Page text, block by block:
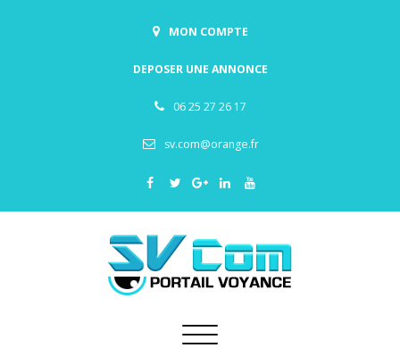
MON COMPTE
DEPOSER UNE ANNONCE
06 25 27 26 17
sv.com@orange.fr
Toggle